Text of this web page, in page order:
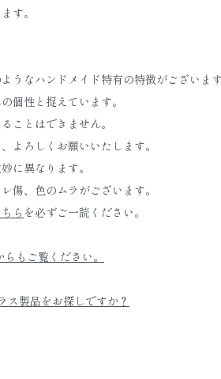
す。
うなハンドメイド特有の特徴がございます
個性と捉えています。
ことはできません。
よろしくお願いいたします。
に異なります。
傷、色のムラがございます。
ら を必ずご一読ください。
もご覧ください。
ス製品をお探しですか？